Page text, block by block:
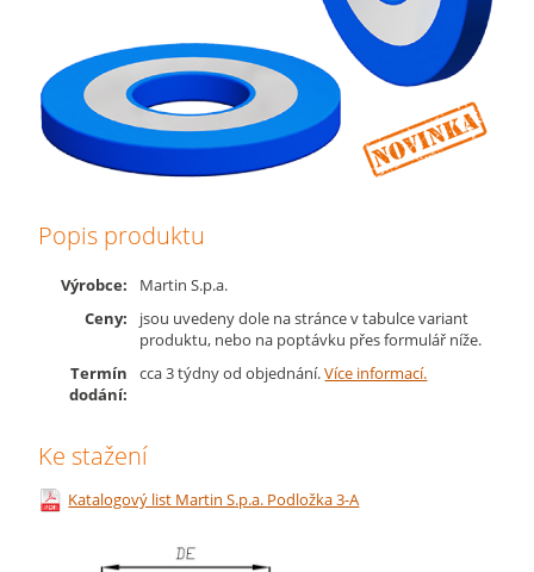
Popis produktu
Výrobce:
Martin S.p.a.
Ceny:
jsou uvedeny dole na stránce v tabulce variant
produktu, nebo na poptávku přes formulář níže.
Termín
dodání:
cca 3 týdny od objednání.Více informací.
Ke stažení
Katalogový list Martin S.p.a. Podložka 3-A